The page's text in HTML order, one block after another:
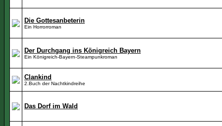
Die Gottesanbeterin
Ein Horrorroman
Der Durchgang ins Königreich Bayern
Ein Königreich-Bayern-Steampunkroman
Clankind
2.Buch der Nachtkindreihe
Das Dorf im Wald